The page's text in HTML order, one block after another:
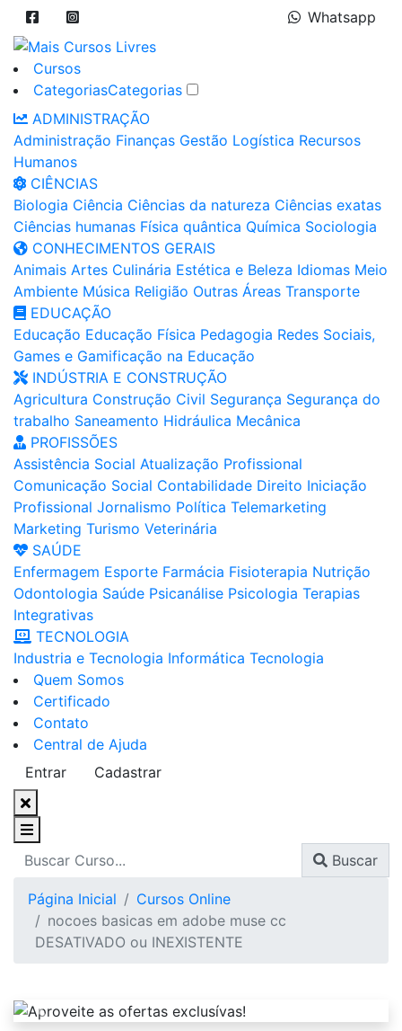
Whatsapp
Cursos
CategoriasCategorias
ADMINISTRAÇÃO
Administração Finanças Gestão Logística Recursos
Humanos
CIÊNCIAS
Biologia Ciência Ciências da natureza Ciências exatas
Ciências humanas Física quântica Química Sociologia
CONHECIMENTOS GERAIS
Animais Artes Culinária Estética e Beleza Idiomas Meio
Ambiente Música Religião Outras Áreas Transporte
EDUCAÇÃO
Educação Educação Física Pedagogia Redes Sociais,
Games e Gamificação na Educação
INDÚSTRIA E CONSTRUÇÃO
Agricultura Construção Civil Segurança Segurança do
trabalho Saneamento Hidráulica Mecânica
PROFISSÕES
Assistência Social Atualização Profissional
Comunicação Social Contabilidade Direito Iniciação
Profissional Jornalismo Política Telemarketing
Marketing Turismo Veterinária
SAÚDE
Enfermagem Esporte Farmácia Fisioterapia Nutrição
Odontologia Saúde Psicanálise Psicologia Terapias
Integrativas
TECNOLOGIA
Industria e Tecnologia Informática Tecnologia
Quem Somos
Certificado
Contato
Central de Ajuda
Entrar
Cadastrar
Buscar
Página Inicial
Cursos Online
nocoes basicas em adobe muse cc
DESATIVADO ou INEXISTENTE